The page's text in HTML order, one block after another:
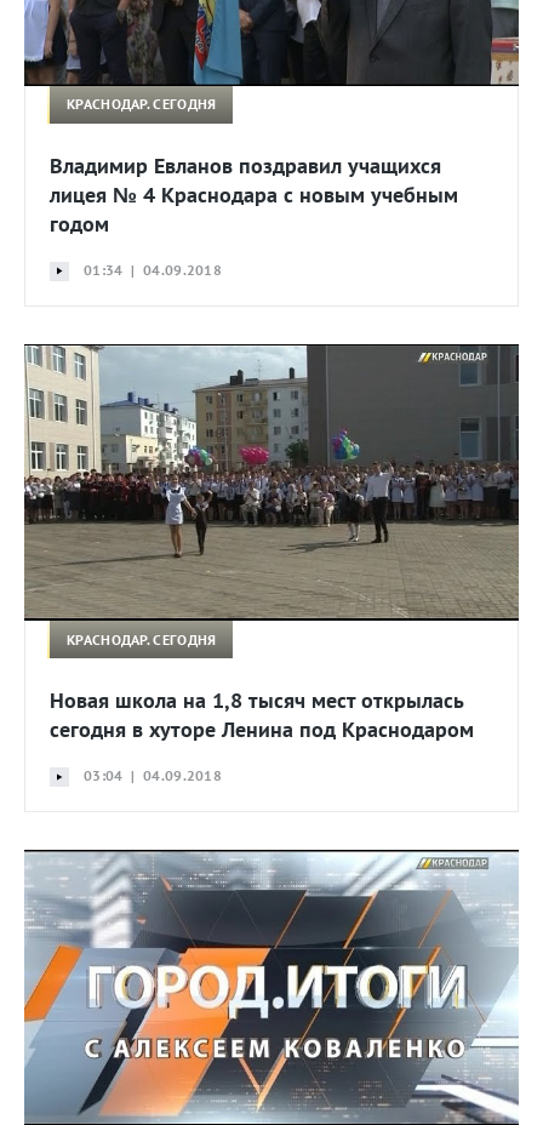
КРАСНОДАР. СЕГОДНЯ
Владимир Евланов поздравил учащихся
лицея № 4 Краснодара с новым учебным
годом
01:34 | 04.09.2018
КРАСНОДАР. СЕГОДНЯ
Новая школа на 1,8 тысяч мест открылась
сегодня в хуторе Ленина под Краснодаром
03:04 | 04.09.2018